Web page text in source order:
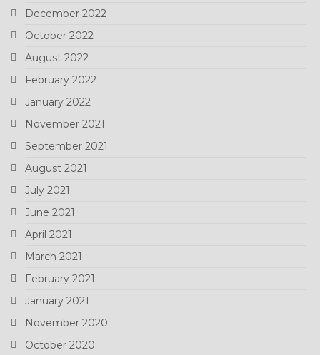
December 2022
October 2022
August 2022
February 2022
January 2022
November 2021
September 2021
August 2021
July 2021
June 2021
April 2021
March 2021
February 2021
January 2021
November 2020
October 2020